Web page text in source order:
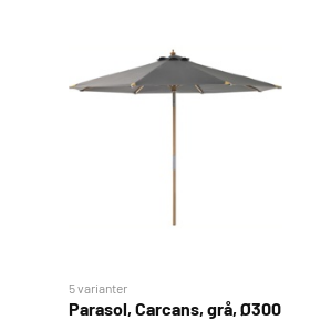
Parasol, Carcans, grå, Ø300
5 varianter